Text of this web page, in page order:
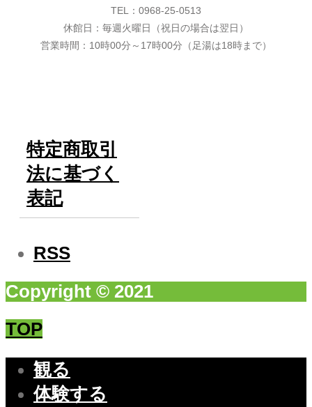
TEL：0968-25-0513
休館日：毎週火曜日（祝日の場合は翌日）
営業時間：10時00分～17時00分（足湯は18時まで）
特定商取引
法に基づく
表記
RSS
Copyright © 2021
TOP
観る
体験する